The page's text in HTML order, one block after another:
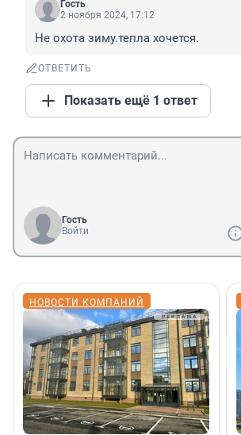
Гость
2 ноября 2024, 17:12
Не охота зиму.тепла хочется.
ОТВЕТИТЬ
Показать ещё 1 ответ
Гость
Войти
НОВОСТИ КОМПАНИЙ